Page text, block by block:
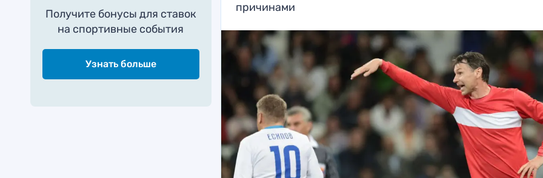
Получите бонусы для ставок
на спортивные события
Узнать больше
причинами